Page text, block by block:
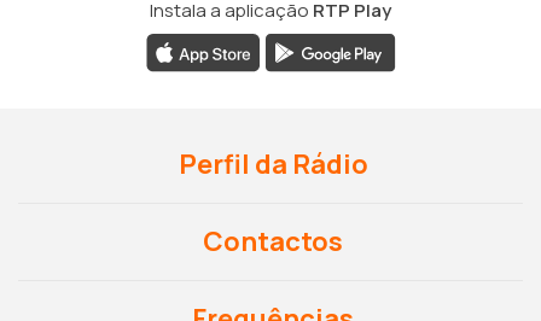
Instala a aplicação RTP Play
Perfil da Rádio
Contactos